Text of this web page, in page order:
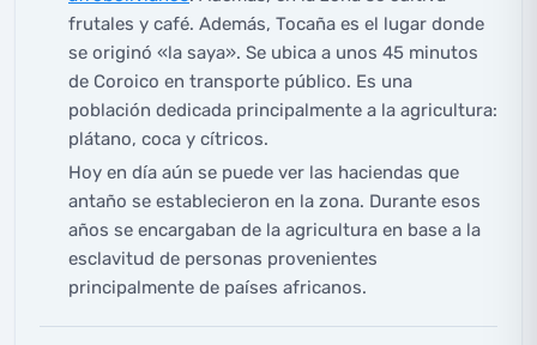
frutales y café. Además, Tocaña es el lugar donde
se originó «la saya». Se ubica a unos 45 minutos
de Coroico en transporte público. Es una
población dedicada principalmente a la agricultura:
plátano, coca y cítricos.
Hoy en día aún se puede ver las haciendas que
antaño se establecieron en la zona. Durante esos
años se encargaban de la agricultura en base a la
esclavitud de personas provenientes
principalmente de países africanos.